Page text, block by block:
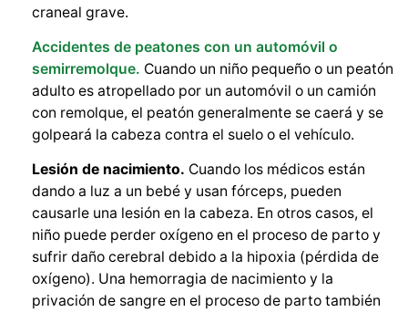
craneal grave.
Accidentes de peatones con un automóvil o
semirremolque. Cuando un niño pequeño o un peatón
adulto es atropellado por un automóvil o un camión
con remolque, el peatón generalmente se caerá y se
golpeará la cabeza contra el suelo o el vehículo.
Lesión de nacimiento. Cuando los médicos están
dando a luz a un bebé y usan fórceps, pueden
causarle una lesión en la cabeza. En otros casos, el
niño puede perder oxígeno en el proceso de parto y
sufrir daño cerebral debido a la hipoxia (pérdida de
oxígeno). Una hemorragia de nacimiento y la
privación de sangre en el proceso de parto también